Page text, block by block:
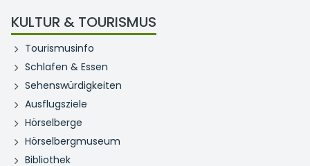
KULTUR & TOURISMUS
Tourismusinfo
Schlafen & Essen
Sehenswürdigkeiten
Ausflugsziele
Hörselberge
Hörselbergmuseum
Bibliothek